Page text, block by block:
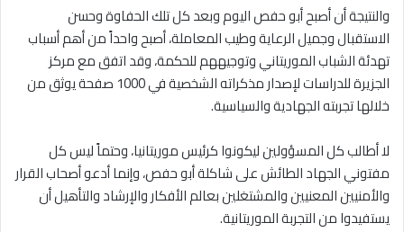
والنتيجة أن أصبح أبو حفص اليوم وبعد كل تلك الحفاوة وحسن
الاستقبال وجميل الرعاية وطيب المعاملة، أصبح واحداً من أهم أسباب
تهدئة الشباب الموريتاني وتوجيههم للحكمة، وقد اتفق مع مركز
الجزيرة للدراسات لإصدار مذكراته الشخصية في 1000 صفحة يوثق من
خلالها تجربته الجهادية والسياسية.
لا أطالب كل المسؤولين ليكونوا كرئيس موريتانيا، وحتماً ليس كل
مفتوني الجهاد الطائش على شاكلة أبو حفص، وإنما أدعو أصحاب القرار
والأمنيين المعنيين والمشتغلين بعالم الأفكار والإرشاد والتأهيل أن
يستفيدوا من التجربة الموريتانية.